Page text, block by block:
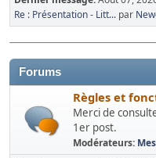
Re : Présentation - Litt... par
Forums
Règles et
Merci de
1er post.
Modérateurs: